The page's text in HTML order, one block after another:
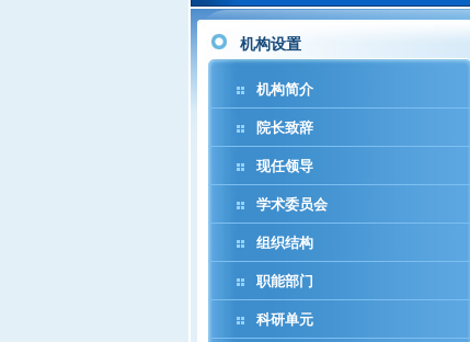
机构设置
机构简介
院长致辞
现任领导
学术委员会
组织结构
职能部门
科研单元